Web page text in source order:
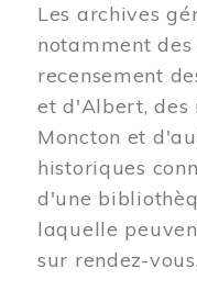
Les archives
notamment
recensement
et d'Albert,
Moncton et
historiques
d'une
laquelle
sur rendez-vous.